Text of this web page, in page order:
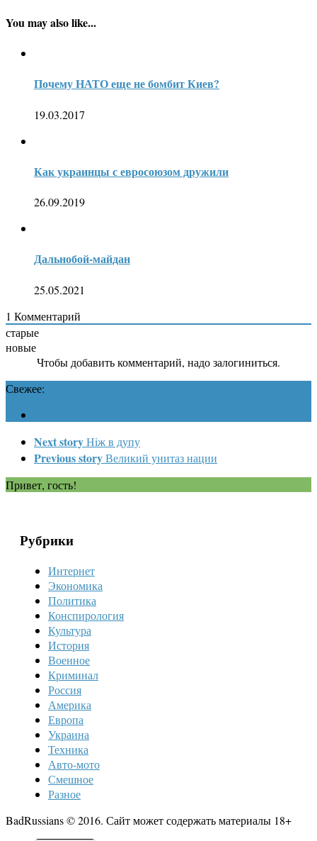
You may also like...
Почему НАТО еще не бомбит Киев?
19.03.2017
Как украинцы с евросоюзом дружили
26.09.2019
Дальнобой-майдан
25.05.2021
1 Комментарий
старые
новые
Чтобы добавить комментарий, надо залогиниться.
Свежее:
Next storyНiж в дупу
Previous storyВеликий унитаз нации
Привет, гость!
Рубрики
Интернет
Экономика
Политика
Конспирология
Культура
История
Военное
Криминал
Россия
Америка
Европа
Украина
Техника
Авто-мото
Смешное
Разное
BadRussians © 2016. Сайт может содержать материалы 18+